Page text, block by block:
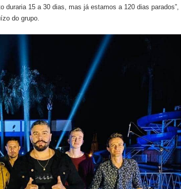
duraria 15 a 30 dias, mas já estamos a 120 dias parados”,
do grupo.